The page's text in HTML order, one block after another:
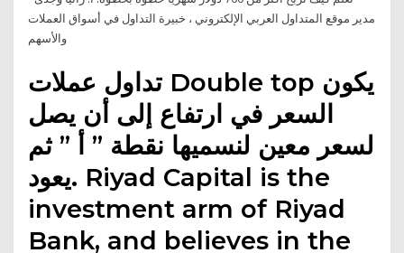
مدير موقع المتداول العربي الإلكتروني ، خبيرة التداول في أسواق العملات
والأسهم
تداول عملات Double top يكون
السعر في ارتفاع إلى أن يصل
لسعر معين لنسميها نقطة ” أ ” ثم
يعود. Riyad Capital is the
investment arm of Riyad
Bank, and believes in the